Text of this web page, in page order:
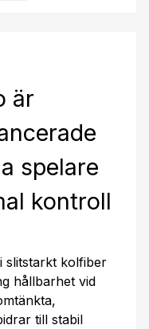
är
spelare
kontroll
slitstarkt kolfiber
hållbarhet vid
till stabil